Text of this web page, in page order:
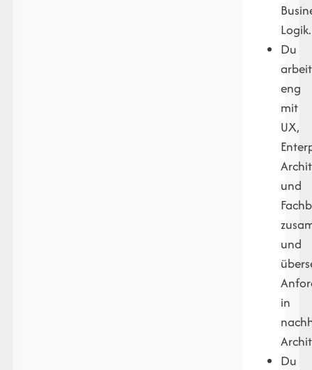
Logik.
Du
eng
mit
UX,
und
und
in
Du